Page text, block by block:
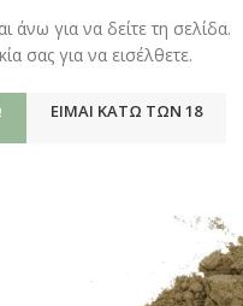
άνω για να δείτε τη σελίδα.
σας για να εισέλθετε.
ΕΊΜΑΙ ΚΆΤΩ ΤΩΝ 18